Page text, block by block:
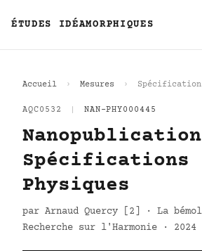
ÉTUDES IDÉAMORPHIQUES
Accueil Mesures
AQC0532 NAN-PHY000445
Spécifications
Physiques
par Arnaud Quercy [2] · La
Recherche sur l'Harmonie · 2024